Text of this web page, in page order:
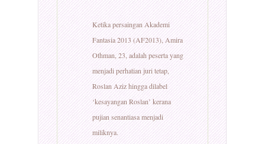
Ketika persaingan Akademi
Fantasia 2013 (AF2013), Amira
Othman, 23, adalah peserta yang
menjadi perhatian juri tetap,
Roslan Aziz hingga dilabel
‘kesayangan Roslan’ kerana
pujian senantiasa menjadi
miliknya.